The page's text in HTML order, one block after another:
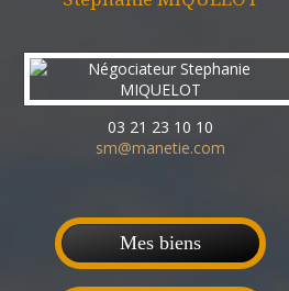
03 21 23 10 10
sm@manetie.com
Mes biens